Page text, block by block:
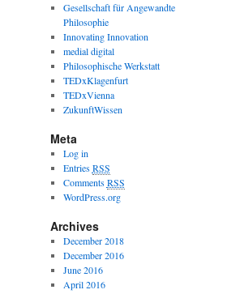
Gesellschaft für Angewandte
Philosophie
Innovating Innovation
medial digital
Philosophische Werkstatt
TEDxKlagenfurt
TEDxVienna
ZukunftWissen
Meta
Log in
EntriesRSS
CommentsRSS
WordPress.org
Archives
December 2018
December 2016
June 2016
April 2016